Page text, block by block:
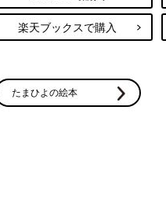
楽天ブックスで購入
たまひよの絵本